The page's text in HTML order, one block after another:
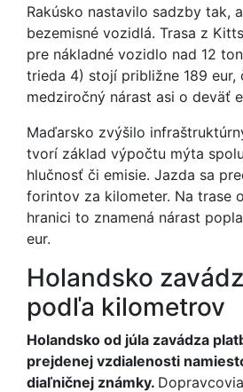
Rakúsko nastavilo sadzby tak,
bezemisné vozidlá. Trasa z
pre nákladné vozidlo nad 12 ton
trieda 4) stojí približne 189 eur,
medziročný nárast asi o deväť
Maďarsko zvýšilo
tvorí základ výpočtu mýta
hlučnosť či emisie. Jazda sa
forintov za kilometer. Na trase
hranici to znamená nárast
eur.
Holandsko
podľa kilometrov
Holandsko od júla zavádza
prejdenej vzdialenosti
diaľničnej známky.